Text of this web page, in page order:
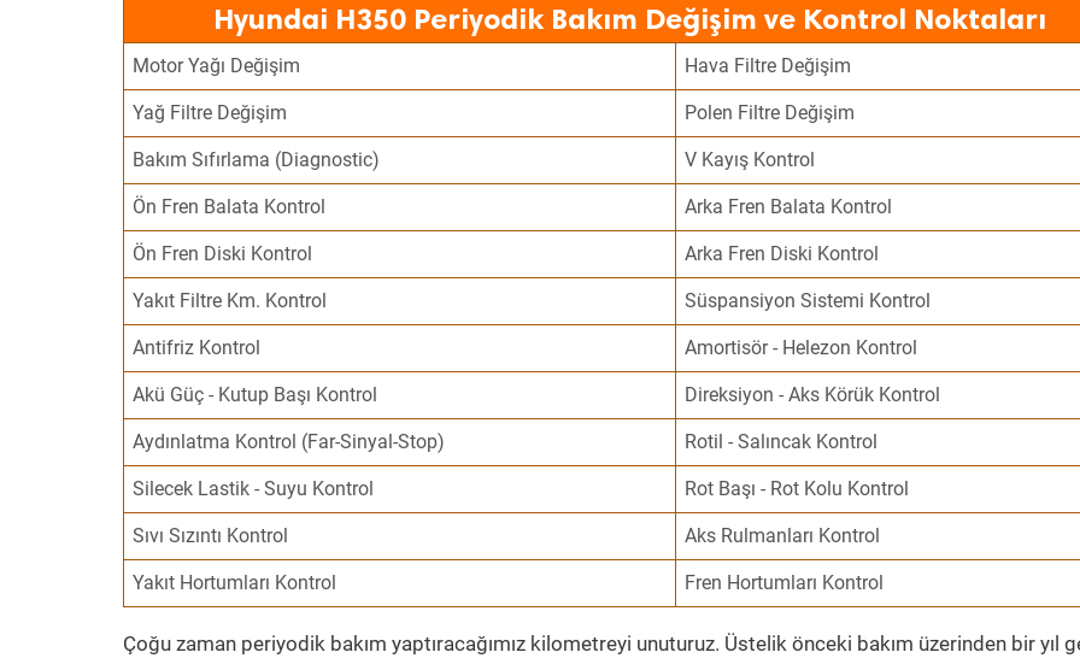
Hyundai H350 Periyodik Bakım Değişim ve Kontrol Noktaları
Motor Yağı Değişim Hava Filtre Değişim
Yağ Filtre Değişim Polen Filtre Değişim
Bakım Sıfırlama (Diagnostic) V Kayış Kontrol
Ön Fren Balata Kontrol Arka Fren Balata Kontrol
Ön Fren Diski Kontrol Arka Fren Diski Kontrol
Yakıt Filtre Km. Kontrol Süspansiyon Sistemi Kontrol
Antifriz Kontrol Amortisör - Helezon Kontrol
Akü Güç - Kutup Başı Kontrol Direksiyon - Aks Körük Kontrol
Aydınlatma Kontrol (Far-Sinyal-Stop) Rotil - Salıncak Kontrol
Silecek Lastik - Suyu Kontrol Rot Başı - Rot Kolu Kontrol
Sıvı Sızıntı Kontrol Aks Rulmanları Kontrol
Yakıt Hortumları Kontrol Fren Hortumları Kontrol
Çoğu zaman periyodik bakım yaptıracağımız kilometreyi unuturuz. Üstelik önceki bakım üzerinden bir yıl